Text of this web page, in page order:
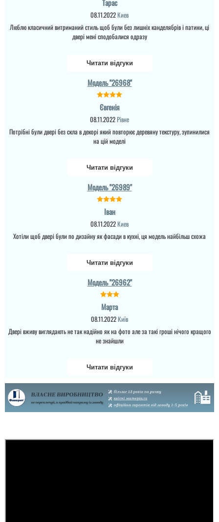
Тарас
08.11.2022Киев
Люблю класичний витриманий стиль щоб були без лишніх канделябрів і патини, ці
двері мені сподобалися одразу
Читати відгуки
Модель "26968"
Євгенія
08.11.2022Рівне
Потрібні були двері без скла в декорі який повторює деревяну текстуру, зупинилися
на цій моделі
Читати відгуки
Модель "26989"
Іван
08.11.2022Киев
Хотіли щоб двері були по дизайну як фасади в кухні, ця модель найбільш схожа
Читати відгуки
Модель "26962"
Марта
08.11.2022Київ
Двері вживу виглядають не так надійно як на фото але за такі гроші нічого кращого
не знайшли
Читати відгуки